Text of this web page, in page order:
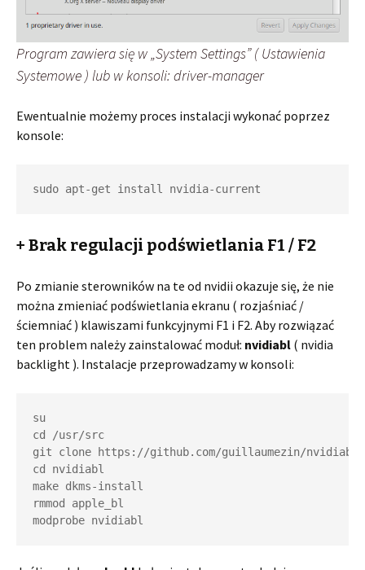
Program zawiera się w „System Settings” ( Ustawienia
Systemowe ) lub w konsoli: driver-manager
Ewentualnie możemy proces instalacji wykonać poprzez
konsole:
sudo apt-get install nvidia-current
+ Brak regulacji podświetlania F1 / F2
Po zmianie sterowników na te od nvidii okazuje się, że nie
można zmieniać podświetlania ekranu ( rozjaśniać /
ściemniać ) klawiszami funkcyjnymi F1 i F2. Aby rozwiązać
ten problem należy zainstalować moduł: nvidiabl ( nvidia
backlight ). Instalacje przeprowadzamy w konsoli:
su
cd /usr/src
git clone https://github.com/guillaumezin/
cd nvidiabl
make dkms-install
rmmod apple_bl